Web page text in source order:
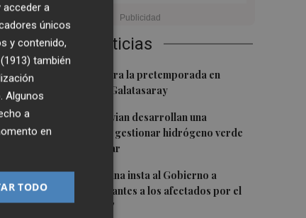
Últimas Noticias
1
El Villarreal cierra la pretemporada en
Turquía ante el Galatasaray
2
Espaitec y Abervian desarrollan una
tecnología para gestionar hidrógeno verde
con energía solar
3Miguel Barrachina insta al Gobierno a
"ayudar cuanto antes a los afectados por el
fuego en La Vall"
a
únicos
y contenido,
también
Algunos
a
en
TODO